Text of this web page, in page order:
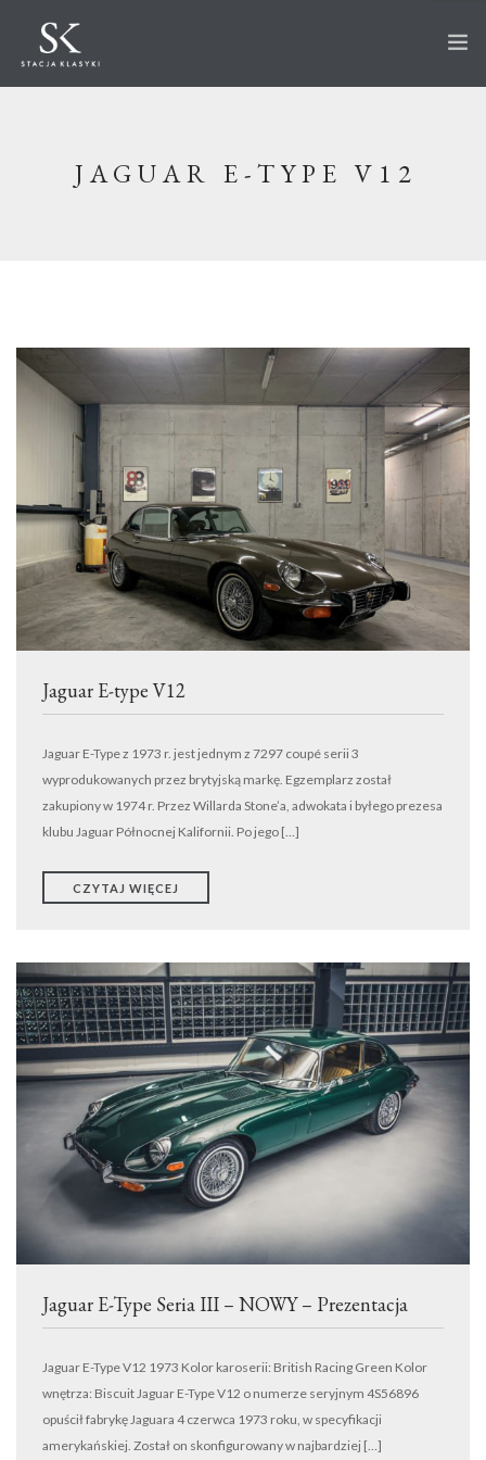
AUTA NA SPRZEDAŻ
CO ROBIMY?
PRZECHOWANIE
TRANSPORT
WYNAJEM
DETAILING
EVENTY
KONTAKT
ODKUPIMY TWÓJ SAMOCHÓD
JAGUAR E-TYPE V12
Jaguar E-type V12
Jaguar E-Type z 1973 r. jest jednym z 7297 coupé serii 3
wyprodukowanych przez brytyjską markę. Egzemplarz został
zakupiony w 1974 r. Przez Willarda Stone’a, adwokata i byłego prezesa
klubu Jaguar Północnej Kalifornii. Po jego […]
CZYTAJ WIĘCEJ
Jaguar E-Type Seria III – NOWY – Prezentacja
Jaguar E-Type V12 1973 Kolor karoserii: British Racing Green Kolor
wnętrza: Biscuit Jaguar E-Type V12 o numerze seryjnym 4S56896
opuścił fabrykę Jaguara 4 czerwca 1973 roku, w specyfikacji
amerykańskiej. Został on skonfigurowany w najbardziej […]